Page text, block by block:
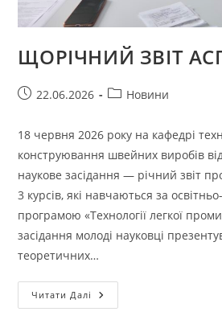
ЩОРІЧНИЙ ЗВІТ
Запис22.06.2026
Категорія
Новини
18 червня 2026 року на кафедрі
конструювання швейних виробів
наукове засідання — річний звіт
3 курсів, які навчаються за
програмою «Технології легкої
засідання молоді науковці
теоретичних…
Читати Далі ЩОРІЧНИЙ
ЗВІТ